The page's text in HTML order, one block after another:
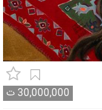
30,000,000ت